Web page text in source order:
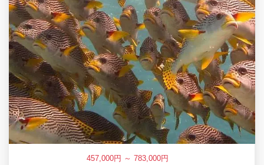
457,000円 ～ 783,000円